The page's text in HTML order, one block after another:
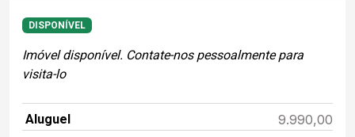
DISPONÍVEL
Imóvel disponível. Contate-nos pessoalmente para
visita-lo
Aluguel 9.990,00